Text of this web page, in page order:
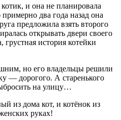
и она не планировала
два года назад она
предложила взять второго
открывать двери своего
история котейки
но его владельцы решили
— дорогого. А старенького
на улицу…